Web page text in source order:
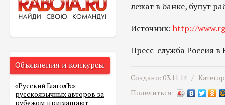
Объявления и конкурсы
«Русский ГлаголЪ»:
русскоязычных авторов за
рубежом приглашают
лежат в банке, будут
Источник: http://
Пресс-служба Россия в
Создано: 03.11.14 /
Поделиться: